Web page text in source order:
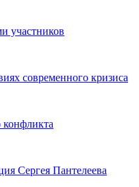
участников
современного кризиса
конфликта
Сергея Пантелеева